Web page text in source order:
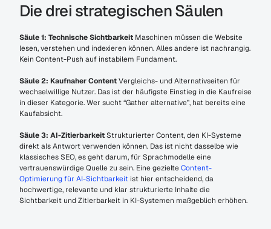
Die drei strategischen Säulen
Säule 1: Technische Sichtbarkeit Maschinen müssen die Website
lesen, verstehen und indexieren können. Alles andere ist nachrangig.
Kein Content-Push auf instabilem Fundament.
Säule 2: Kaufnaher Content Vergleichs- und Alternativseiten für
wechselwillige Nutzer. Das ist der häufigste Einstieg in die Kaufreise
in dieser Kategorie. Wer sucht “Gather alternative”, hat bereits eine
Kaufabsicht.
Säule 3: AI-Zitierbarkeit Strukturierter Content, den KI-Systeme
direkt als Antwort verwenden können. Das ist nicht dasselbe wie
klassisches SEO, es geht darum, für Sprachmodelle eine
vertrauenswürdige Quelle zu sein. Eine gezielte Content-
Optimierung für AI-Sichtbarkeit ist hier entscheidend, da
hochwertige, relevante und klar strukturierte Inhalte die
Sichtbarkeit und Zitierbarkeit in KI-Systemen maßgeblich erhöhen.